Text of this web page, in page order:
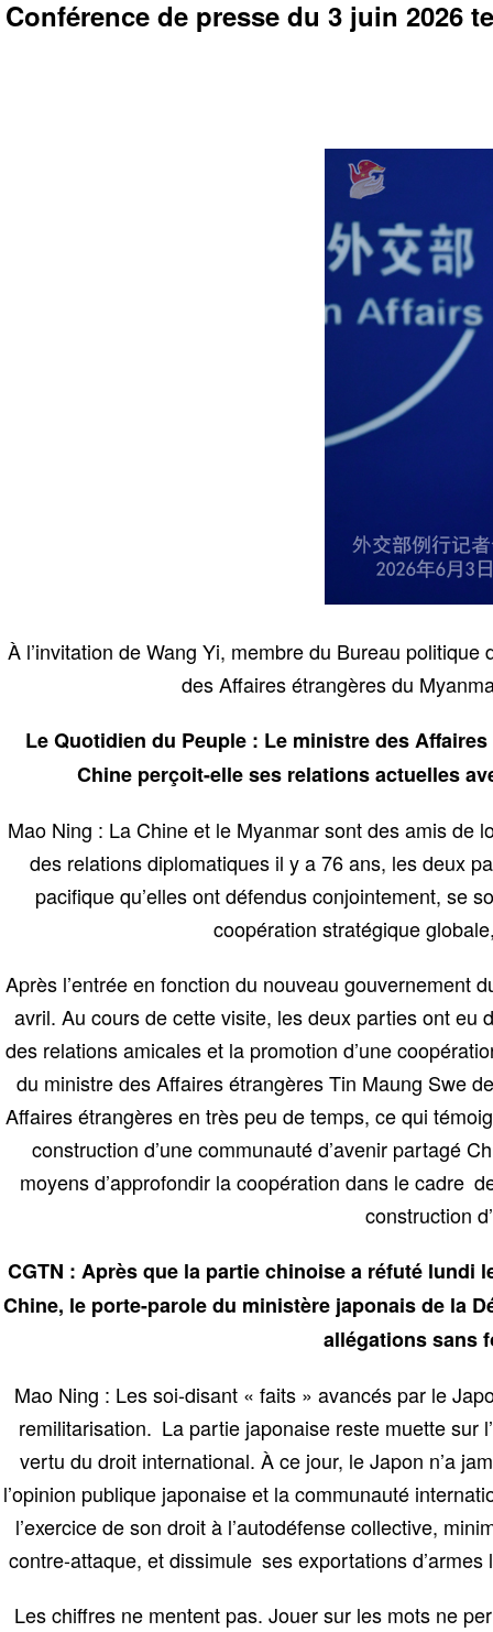
Conférence de presse du 3 juin 2026
À l’invitation de Wang Yi, membre du Bureau
des Affaires étrangères du
Le Quotidien du Peuple : Le ministre des
Chine perçoit-elle ses relations actuelles
Mao Ning : La Chine et le Myanmar sont des amis de
des relations diplomatiques il y a 76 ans, les deux
pacifique qu’elles ont défendus conjointement, se
coopération stratégique
Après l’entrée en fonction du nouveau gouvernement
avril. Au cours de cette visite, les deux parties ont eu
des relations amicales et la promotion d’une
du ministre des Affaires étrangères Tin Maung Swe
Affaires étrangères en très peu de temps, ce qui
construction d’une communauté d’avenir partagé
moyens d’approfondir la coopération dans le cadre
construction
CGTN : Après que la partie chinoise a réfuté lundi
Chine, le porte-parole du ministère japonais de la
allégations sans
Mao Ning : Les soi-disant « faits » avancés par le
remilitarisation. La partie japonaise reste muette sur
vertu du droit international. À ce jour, le Japon n’a
l’opinion publique japonaise et la communauté
l’exercice de son droit à l’autodéfense collective,
contre-attaque, et dissimule ses exportations
Les chiffres ne mentent pas. Jouer sur les mots ne